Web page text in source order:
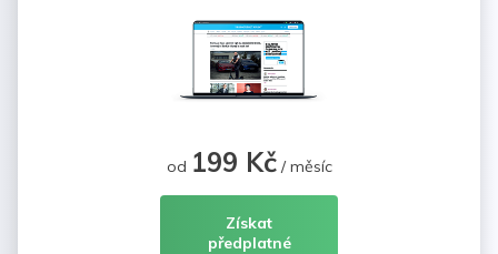
od 199 Kč/ měsíc
Získat
předplatné